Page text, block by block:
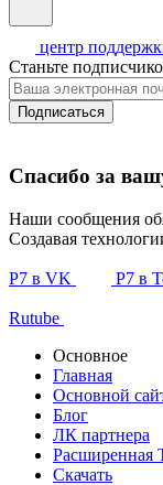
центр
Станьте
Подписаться
Спасибо за
Наши сообщения
Создавая
Р7 в VK Р7 в
Rutube
Основное
Главная
Основной
Блог
ЛК партнера
Расширенная
Скачать